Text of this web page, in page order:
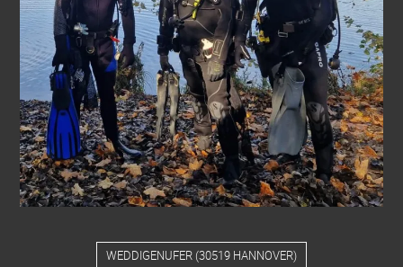
WEDDIGENUFER (30519 HANNOVER)